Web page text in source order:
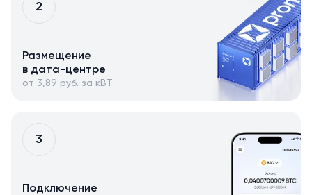
2
Размещение
в дата-центре
от 3,89 руб. за кВТ
3
Подключение